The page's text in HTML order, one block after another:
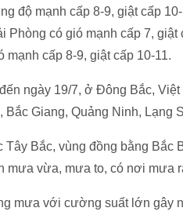
độ mạnh cấp 8-9, giật cấp
Phòng có gió mạnh cấp 7,
mạnh cấp 8-9, giật cấp 10-11.
ngày 19/7, ở Đông Bắc,
Bắc Giang, Quảng Ninh, Lạng
Tây Bắc, vùng đồng bằng
mưa vừa, mưa to, có nơi mưa
mưa với cường suất lớn gây